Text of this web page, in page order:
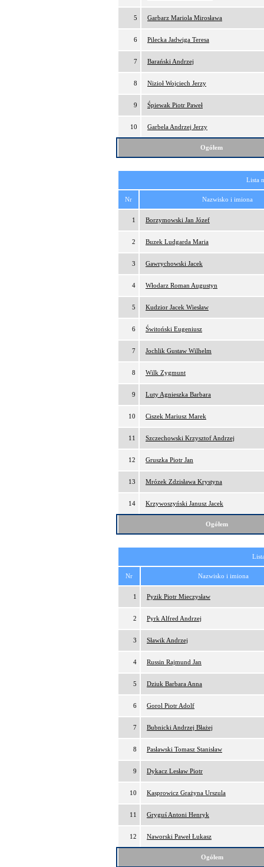
5 Garbarz Mariola Mirosława
6 Pilecka Jadwiga Teresa
7 Barański Andrzej
8 Nizioł Wojciech Jerzy
9 Śpiewak Piotr Paweł
10 Garbela Andrzej Jerzy
Ogółem
Lista
Nr Nazwisko i imiona
1 Borzymowski Jan Józef
2 Buzek Ludgarda Maria
3 Gawrychowski Jacek
4 Włodarz Roman Augustyn
5 Kudzior Jacek Wiesław
6 Świtoński Eugeniusz
7 Jochlik Gustaw Wilhelm
8 Wilk Zygmunt
9 Luty Agnieszka Barbara
10 Ciszek Mariusz Marek
11 Szczechowski Krzysztof Andrzej
12 Gruszka Piotr Jan
13 Mrózek Zdzisława Krystyna
14 Krzywoszyński Janusz Jacek
Ogółem
Nr Nazwisko i imiona
1 Pyzik Piotr Mieczysław
2 Pyrk Alfred Andrzej
3 Sławik Andrzej
4 Russin Rajmund Jan
5 Dziuk Barbara Anna
6 Gorol Piotr Adolf
7 Bubnicki Andrzej Błażej
8 Pasławski Tomasz Stanisław
9 Dykacz Lesław Piotr
10 Kasprowicz Grażyna Urszula
11 Gryguś Antoni Henryk
12 Naworski Paweł Łukasz
Ogółem